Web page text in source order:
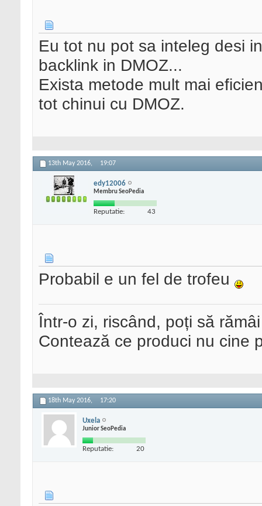
Eu tot nu pot sa inteleg desi
backlink in DMOZ...
Exista metode mult mai
tot chinui cu DMOZ.
13th May 2016, 19:07
edy12006
Membru SeoPedia
Reputatie: 43
Probabil e un fel de trofeu
Într-o zi, riscând, poți să
Contează ce produci nu cine
18th May 2016, 17:20
Uxela
Junior SeoPedia
Reputatie: 20